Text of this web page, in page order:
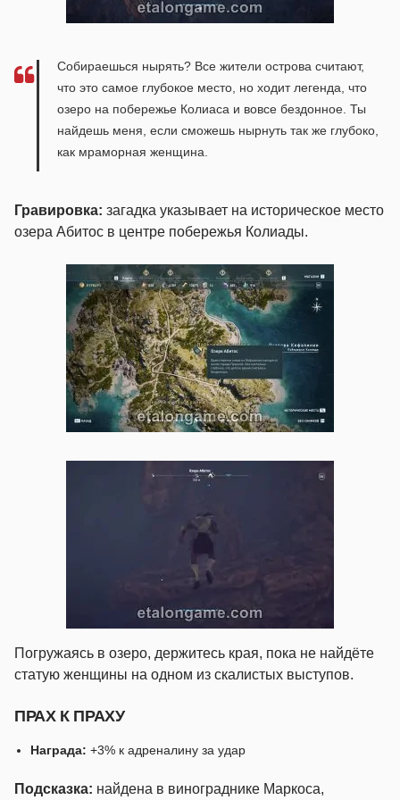
Собираешься нырять? Все жители острова считают,
что это самое глубокое место, но ходит легенда, что
озеро на побережье Колиаса и вовсе бездонное. Ты
найдешь меня, если сможешь нырнуть так же глубоко,
как мраморная женщина.
Гравировка: загадка указывает на историческое место
озера Абитос в центре побережья Колиады.
Погружаясь в озеро, держитесь края, пока не найдёте
статую женщины на одном из скалистых выступов.
ПРАХ К ПРАХУ
Награда: +3% к адреналину за удар
Подсказка: найдена в винограднике Маркоса,